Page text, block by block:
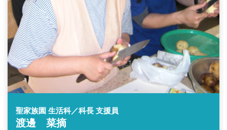
聖家族園 生活科／科長 支援員
渡邊 菜摘